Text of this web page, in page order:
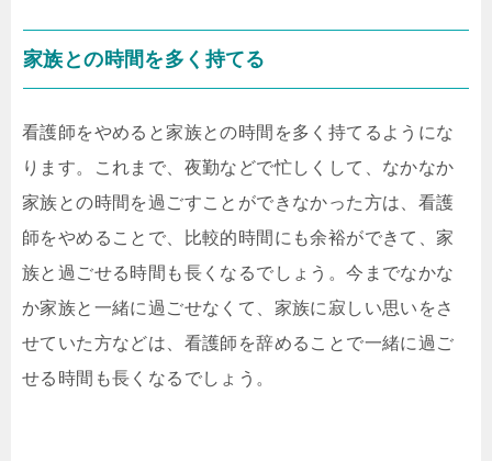
家族との時間を多く持てる
看護師をやめると家族との時間を多く持てるようにな
ります。これまで、夜勤などで忙しくして、なかなか
家族との時間を過ごすことができなかった方は、看護
師をやめることで、比較的時間にも余裕ができて、家
族と過ごせる時間も長くなるでしょう。今までなかな
か家族と一緒に過ごせなくて、家族に寂しい思いをさ
せていた方などは、看護師を辞めることで一緒に過ご
せる時間も長くなるでしょう。